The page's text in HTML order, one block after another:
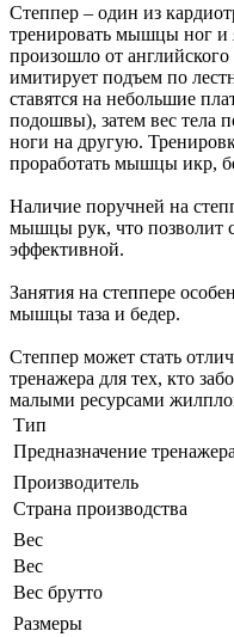
Степпер – один из
тренировать мышцы ног и
произошло от
имитирует подъем по
ставятся на небольшие
подошвы), затем вес тела
ноги на другую.
проработать мышцы икр,
Наличие поручней на
мышцы рук, что позволит
эффективной.
Занятия на степпере
мышцы таза и бедер.
Степпер может стать
тренажера для тех, кто
малыми ресурсами
Тип
Предназначение тренажера
Производитель
Страна производства
Вес
Вес
Вес брутто
Размеры